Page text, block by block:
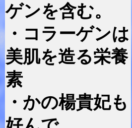
ゲンを含む。
・コラーゲンは
美肌を造る栄養
素
・かの楊貴妃も